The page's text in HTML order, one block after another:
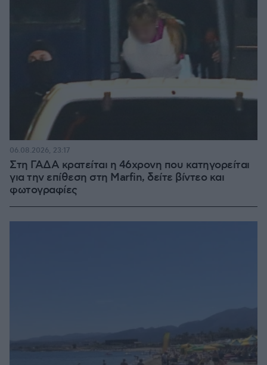
Στη ΓΑΔΑ κρατείται η 46χρονη που κατηγορείται
για την επίθεση στη Marfin, δείτε βίντεο και
φωτογραφίες
06.08.2026, 23:17